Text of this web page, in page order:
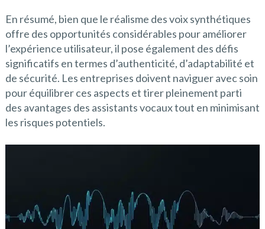
En résumé, bien que le réalisme des voix synthétiques
offre des opportunités considérables pour améliorer
l’expérience utilisateur, il pose également des défis
significatifs en termes d’authenticité, d’adaptabilité et
de sécurité. Les entreprises doivent naviguer avec soin
pour équilibrer ces aspects et tirer pleinement parti
des avantages des assistants vocaux tout en minimisant
les risques potentiels.